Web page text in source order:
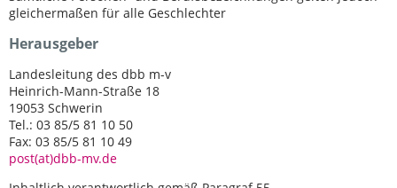
gleichermaßen für alle Geschlechter
Herausgeber
Landesleitung des dbb m-v
Heinrich-Mann-Straße 18
19053 Schwerin
Tel.: 03 85/5 81 10 50
Fax: 03 85/5 81 10 49
post(at)dbb-mv.de